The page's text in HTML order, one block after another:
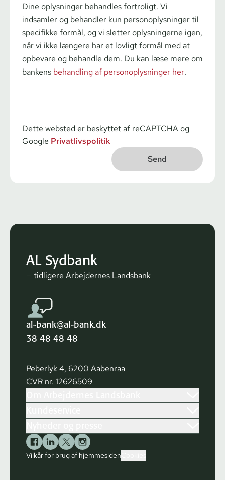
Dine oplysninger behandles fortroligt. Vi
indsamler og behandler kun personoplysninger til
specifikke formål, og vi sletter oplysningerne igen,
når vi ikke længere har et lovligt formål med at
opbevare og behandle dem. Du kan læse mere om
bankens behandling af personoplysninger her.
Dette websted er beskyttet af reCAPTCHA og
Google Privatlivspolitik
AL Sydbank
— tidligere Arbejdernes Landsbank
al-bank@al-bank.dk
38 48 48 48
Peberlyk 4, 6200 Aabenraa
CVR nr. 12626509
Vilkår for brug af hjemmesiden